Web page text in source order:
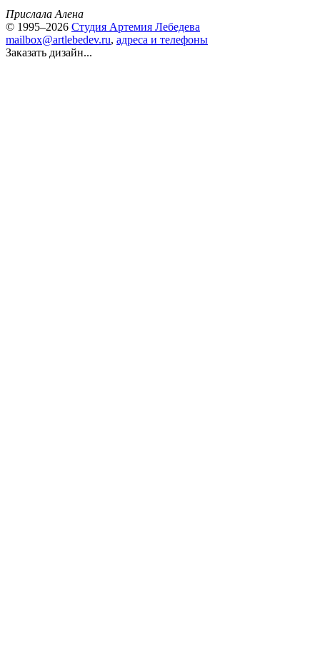
Прислала Алена
© 1995–2026 Студия Артемия Лебедева
mailbox@artlebedev.ru, адреса и телефоны
Заказать дизайн...